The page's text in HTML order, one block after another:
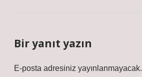
Bir yanıt yazın
E-posta adresiniz yayınlanmayacak.